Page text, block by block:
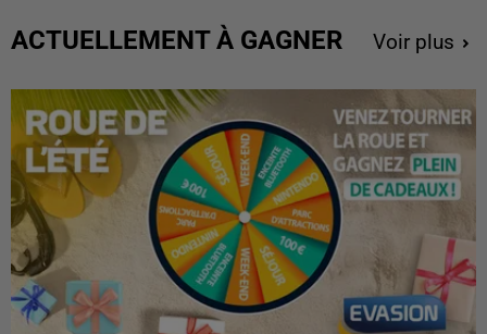
ACTUELLEMENT À GAGNER Voir plus